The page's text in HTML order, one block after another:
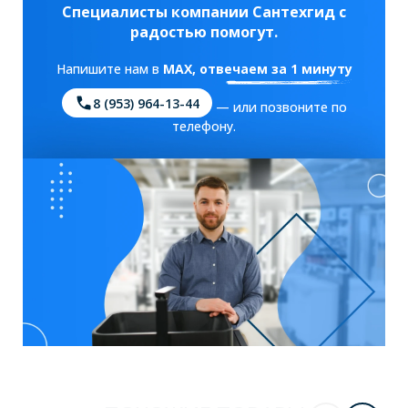
Специалисты компании Сантехгид с
радостью помогут.
Напишите нам в MAX, отвечаем за 1 минуту
8 (953) 964-13-44
— или позвоните по
телефону.